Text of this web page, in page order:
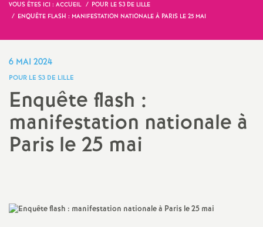
i
t
t
VOUS ÊTES ICI : ACCUEIL
POUR LE S3 DE LILLE
ENQUÊTE FLASH : MANIFESTATION NATIONALE À PARIS LE 25 MAI
6 MAI 2024
POUR LE S3 DE LILLE
Enquête flash :
manifestation nationale à
Paris le 25 mai